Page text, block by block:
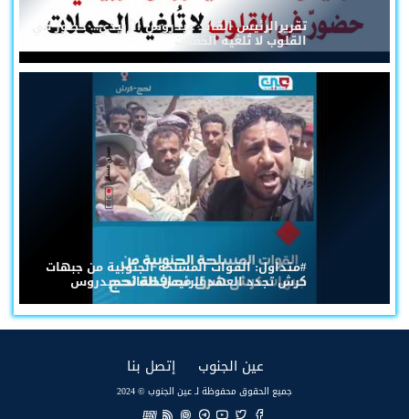
تقريرالرئيس القائد عيدروس الزُبيدي... حضورٌ في
القلوب لا تُلغيه الحملات
#متداول: القوات المسلحة الجنوبية من جبهات
كرش تجدد العهد للرئيس القائد عيدروس
عين الجنوب إتصل بنا
جميع الحقوق محفوظة لـ عين الجنوب © 2024
EN